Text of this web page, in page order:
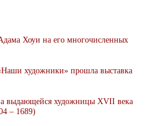
Хоуи на его многочисленных
художники» прошла выставка
выдающейся художницы XVII века
– 1689)